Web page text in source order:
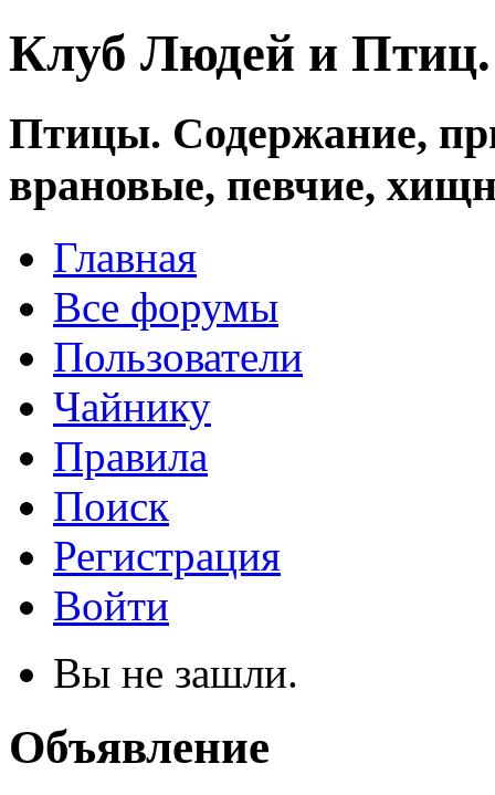
Клуб Людей и
Птицы. Содержание,
врановые, певчие,
Главная
Все форумы
Пользователи
Чайнику
Правила
Поиск
Регистрация
Войти
Вы не зашли.
Объявление